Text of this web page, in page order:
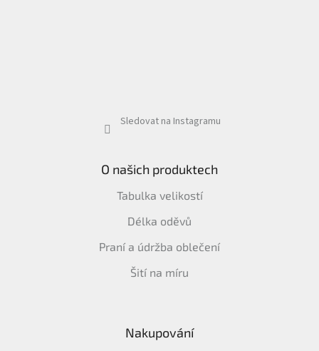
Sledovat na Instagramu
O našich produktech
Tabulka velikostí
Délka oděvů
Praní a údržba oblečení
Šití na míru
Nakupování